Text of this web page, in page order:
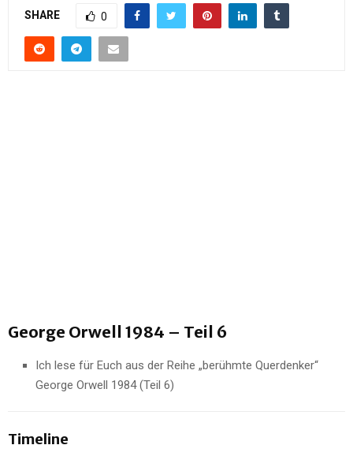
SHARE 0
George Orwell 1984 – Teil 6
Ich lese für Euch aus der Reihe „berühmte Querdenker“
George Orwell 1984 (Teil 6)
Timeline